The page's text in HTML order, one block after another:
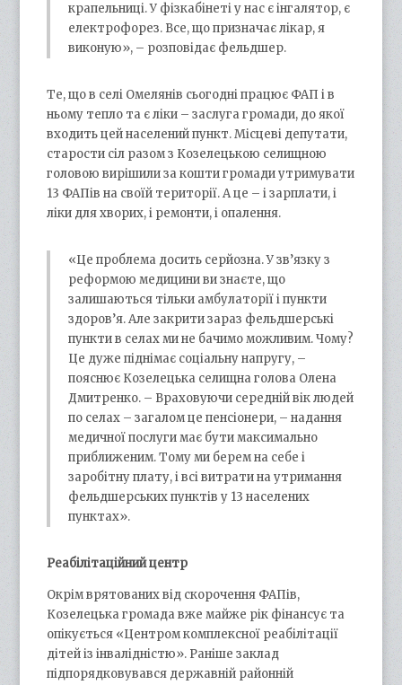
крапельниці. У фізкабінеті у нас є інгалятор, є
електрофорез. Все, що призначає лікар, я
виконую», – розповідає фельдшер.
Те, що в селі Омелянів сьогодні працює ФАП і в
ньому тепло та є ліки – заслуга громади, до якої
входить цей населений пункт. Місцеві депутати,
старости сіл разом з Козелецькою селищною
головою вирішили за кошти громади утримувати
13 ФАПів на своїй території. А це – і зарплати, і
ліки для хворих, і ремонти, і опалення.
«Це проблема досить серйозна. У зв’язку з
реформою медицини ви знаєте, що
залишаються тільки амбулаторії і пункти
здоров’я. Але закрити зараз фельдшерські
пункти в селах ми не бачимо можливим. Чому?
Це дуже піднімає соціальну напругу, –
пояснює Козелецька селищна голова Олена
Дмитренко. – Враховуючи середній вік людей
по селах – загалом це пенсіонери, – надання
медичної послуги має бути максимально
приближеним. Тому ми берем на себе і
заробітну плату, і всі витрати на утримання
фельдшерських пунктів у 13 населених
пунктах».
Реабілітаційний центр
Окрім врятованих від скорочення ФАПів,
Козелецька громада вже майже рік фінансує та
опікується «Центром комплексної реабілітації
дітей із інвалідністю». Раніше заклад
підпорядковувався державній районній